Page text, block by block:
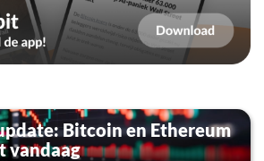
Bitcoin en Ethereum
vandaag